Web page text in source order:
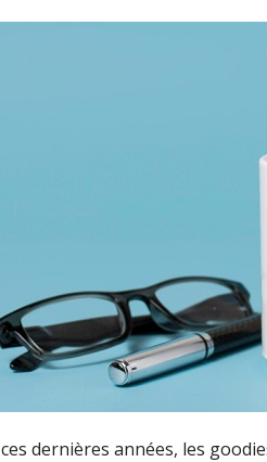
dernières années, les